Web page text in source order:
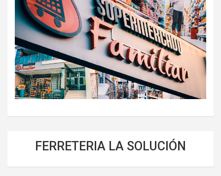
FERRETERIA LA SOLUCIÓN